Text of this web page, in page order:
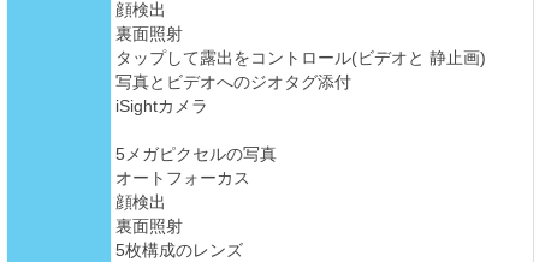
顔検出
裏面照射
タップして露出をコントロール(ビデオと 静止画)
写真とビデオへのジオタグ添付
iSightカメラ
5メガピクセルの写真
オートフォーカス
顔検出
裏面照射
5枚構成のレンズ